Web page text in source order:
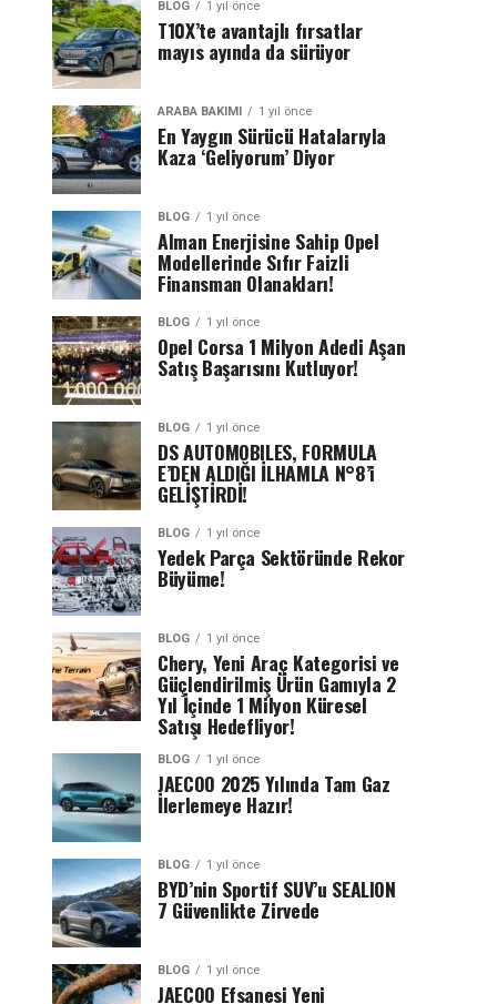
BLOG 1 yıl önce
T10X’te avantajlı fırsatlar
mayıs ayında da sürüyor
ARABA BAKIMI 1 yıl önce
En Yaygın Sürücü Hatalarıyla
Kaza ‘Geliyorum’ Diyor
BLOG 1 yıl önce
Alman Enerjisine Sahip Opel
Modellerinde Sıfır Faizli
Finansman Olanakları!
BLOG 1 yıl önce
Opel Corsa 1 Milyon Adedi Aşan
Satış Başarısını Kutluyor!
BLOG 1 yıl önce
DS AUTOMOBILES, FORMULA
E’DEN ALDIĞI İLHAMLA N°8’i
GELİŞTİRDİ!
BLOG 1 yıl önce
Yedek Parça Sektöründe Rekor
Büyüme!
BLOG 1 yıl önce
Chery, Yeni Araç Kategorisi ve
Güçlendirilmiş Ürün Gamıyla 2
Yıl İçinde 1 Milyon Küresel
Satışı Hedefliyor!
BLOG 1 yıl önce
JAECOO 2025 Yılında Tam Gaz
İlerlemeye Hazır!
BLOG 1 yıl önce
BYD’nin Sportif SUV’u SEALION
7 Güvenlikte Zirvede
BLOG 1 yıl önce
JAECOO Efsanesi Yeni